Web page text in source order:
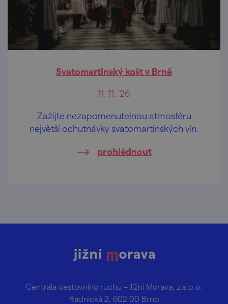
Svatomartinský košt v Brně
11. 11. '26
Zažijte nezapomenutelnou atmosféru
největší ochutnávky svatomartinských vín.
prohlédnout
Centrála cestovního ruchu – Jižní Morava, z.s.p.o.
Radnická 2, 602 00 Brno